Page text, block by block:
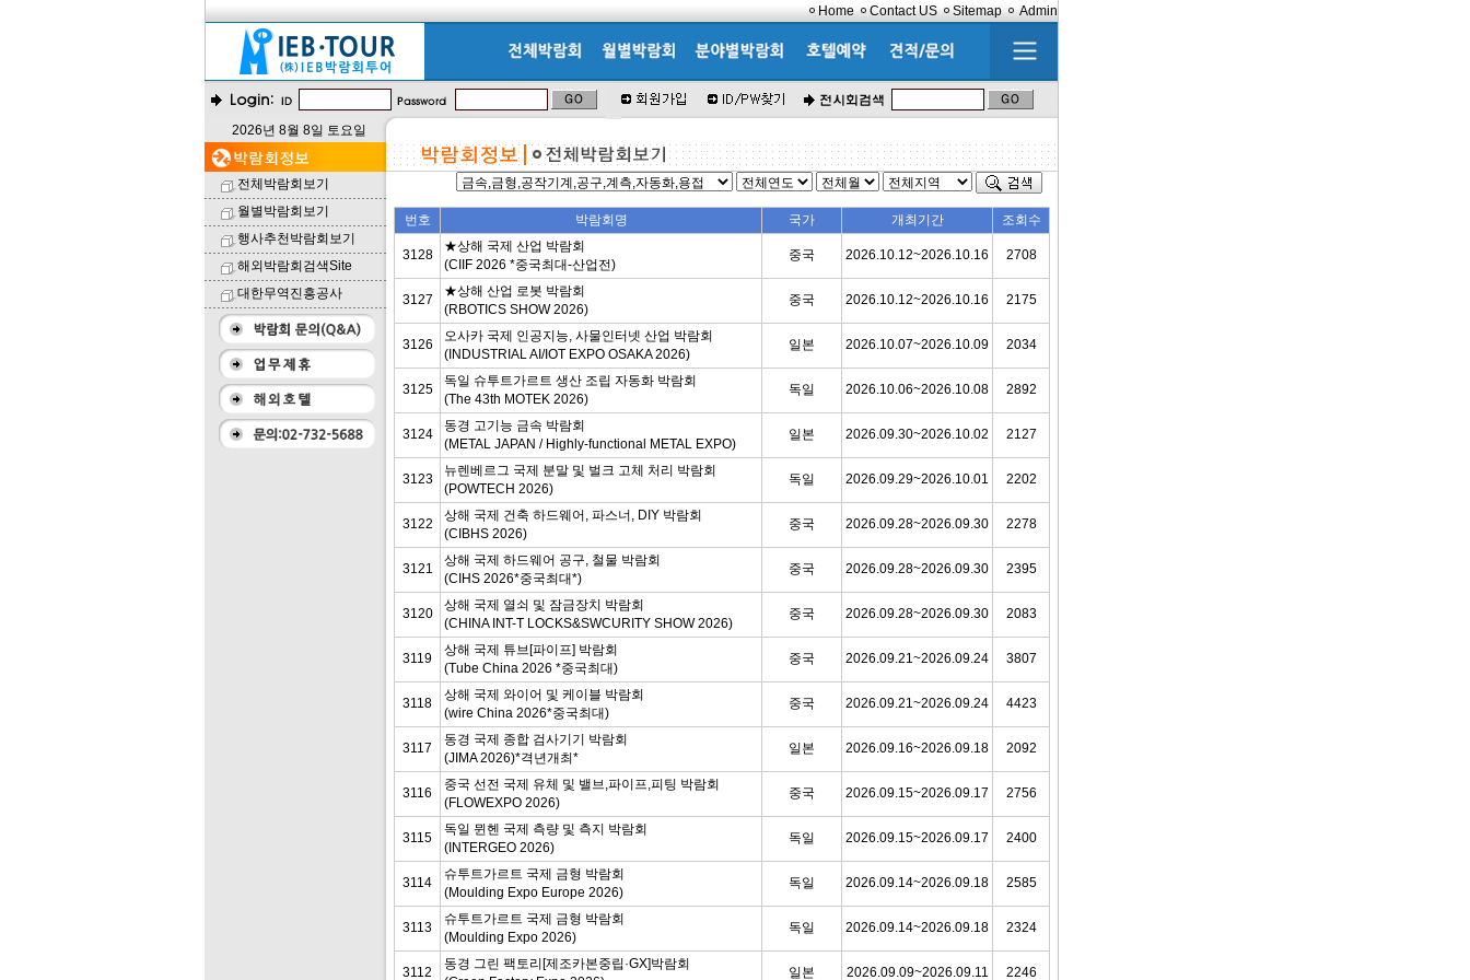
Home Contact US Sitemap Admin
2026년 8월 8일 토요일
전체박람회보기
월별박람회보기
행사추천박람회보기
해외박람회검색Site
대한무역진흥공사
번호 박람회명 국가 개최기간 조회수
3128
★상해 국제 산업 박람회
(CIIF 2026 *중국최대-산업전)
중국 2026.10.12~2026.10.16 2708
3127
★상해 산업 로봇 박람회
(RBOTICS SHOW 2026)
중국 2026.10.12~2026.10.16 2175
3126
오사카 국제 인공지능, 사물인터넷 산업 박람회
(INDUSTRIAL AI/IOT EXPO OSAKA 2026)
일본 2026.10.07~2026.10.09 2034
3125
독일 슈투트가르트 생산 조립 자동화 박람회
(The 43th MOTEK 2026)
독일 2026.10.06~2026.10.08 2892
3124
동경 고기능 금속 박람회
(METAL JAPAN / Highly-functional METAL EXPO)
일본 2026.09.30~2026.10.02 2127
3123
뉴렌베르그 국제 분말 및 벌크 고체 처리 박람회
(POWTECH 2026)
독일 2026.09.29~2026.10.01 2202
3122
상해 국제 건축 하드웨어, 파스너, DIY 박람회
(CIBHS 2026)
중국 2026.09.28~2026.09.30 2278
3121
상해 국제 하드웨어 공구, 철물 박람회
(CIHS 2026*중국최대*)
중국 2026.09.28~2026.09.30 2395
3120
상해 국제 열쇠 및 잠금장치 박람회
(CHINA INT-T LOCKS&SWCURITY SHOW 2026)
중국 2026.09.28~2026.09.30 2083
3119
상해 국제 튜브[파이프] 박람회
(Tube China 2026 *중국최대)
중국 2026.09.21~2026.09.24 3807
3118
상해 국제 와이어 및 케이블 박람회
(wire China 2026*중국최대)
중국 2026.09.21~2026.09.24 4423
3117
동경 국제 종합 검사기기 박람회
(JIMA 2026)*격년개최*
일본 2026.09.16~2026.09.18 2092
3116
중국 선전 국제 유체 및 밸브,파이프,피팅 박람회
(FLOWEXPO 2026)
중국 2026.09.15~2026.09.17 2756
3115
독일 뮌헨 국제 측량 및 측지 박람회
(INTERGEO 2026)
독일 2026.09.15~2026.09.17 2400
3114
슈투트가르트 국제 금형 박람회
(Moulding Expo Europe 2026)
독일 2026.09.14~2026.09.18 2585
3113
슈투트가르트 국제 금형 박람회
(Moulding Expo 2026)
독일 2026.09.14~2026.09.18 2324
3112
동경 그린 팩토리[제조카본중립·GX]박람회
일본 2026.09.09~2026.09.11 2246